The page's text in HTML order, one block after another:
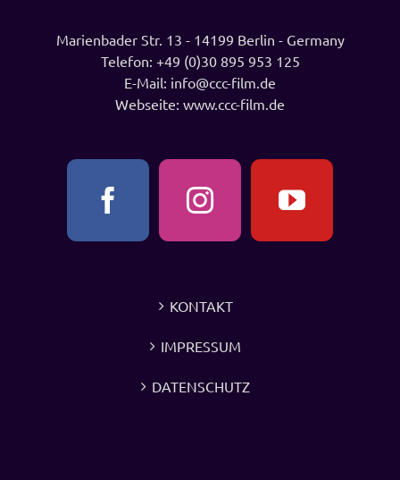
Marienbader Str. 13 - 14199 Berlin - Germany
Telefon: +49 (0)30 895 953 125
E-Mail: info@ccc-film.de
Webseite: www.ccc-film.de
KONTAKT
IMPRESSUM
DATENSCHUTZ